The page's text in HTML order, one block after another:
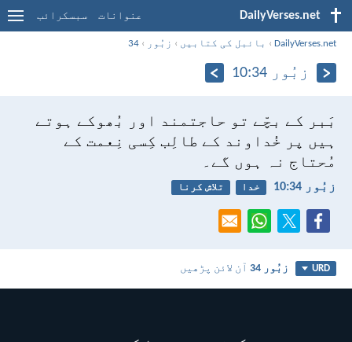
DailyVerses.net عنوانات سبسکرائب
DailyVerses.net
› بائبل کی کتابیں › زبُور ›
34
زبُور 34:‏10
بَبر کے بچّے تو حاجتمند اور بُھوکے ہوتے
ہیں پر خُداوند کے طالِب کِسی نِعمت کے
مُحتاج نہ ہوں گے۔
زبُور 34:‏10 خدا تلاش کرنا
URD زبُور 34 آن لائن پڑھیں